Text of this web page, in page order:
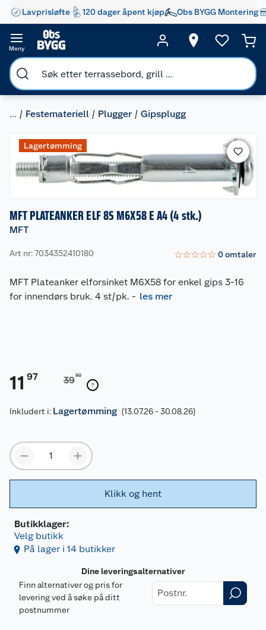
Lavprisløfte 120 dager åpent kjøp Obs BYGG Montering
Meny
... Festemateriell Plugger Gipsplugg
Lagertømming
MFT PLATEANKER ELF 8S M6X58 E A4 (4 stk.)
MFT
Art nr: 7034352410180 ☆☆☆☆☆ 0omtaler
MFT Plateanker elforsinket M6X58 for enkel gips 3-16
for innendørs bruk. 4 st/pk. - les mer
11 97 3990
Inkludert i: Lagertømming (13.07.26 - 30.08.26)
Klikk og hent
Butikklager:
Velg butikk
På lager i 14 butikker
Dine leveringsalternativer
Finn alternativer og pris for
levering ved å søke på ditt
postnummer